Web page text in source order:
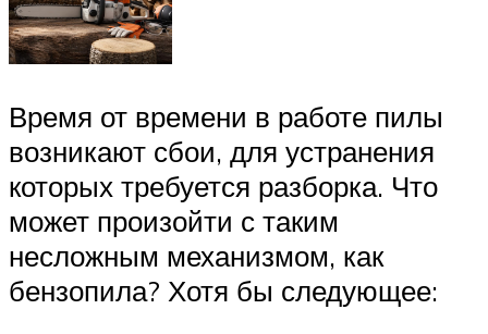
Время от времени в работе пилы
возникают сбои, для устранения
которых требуется разборка. Что
может произойти с таким
несложным механизмом, как
бензопила? Хотя бы следующее: